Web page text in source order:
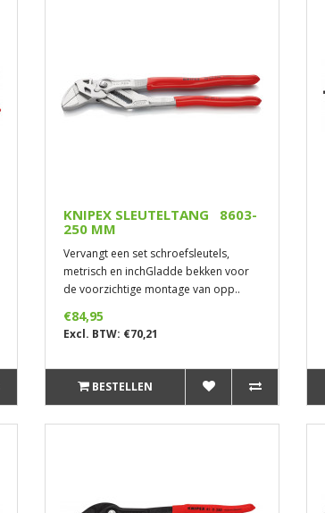
KNIPEX SLEUTELTANG 8603-
250 MM
Vervangt een set schroefsleutels,
metrisch en inchGladde bekken voor
de voorzichtige montage van opp..
€84,95
Excl. BTW: €70,21
BESTELLEN